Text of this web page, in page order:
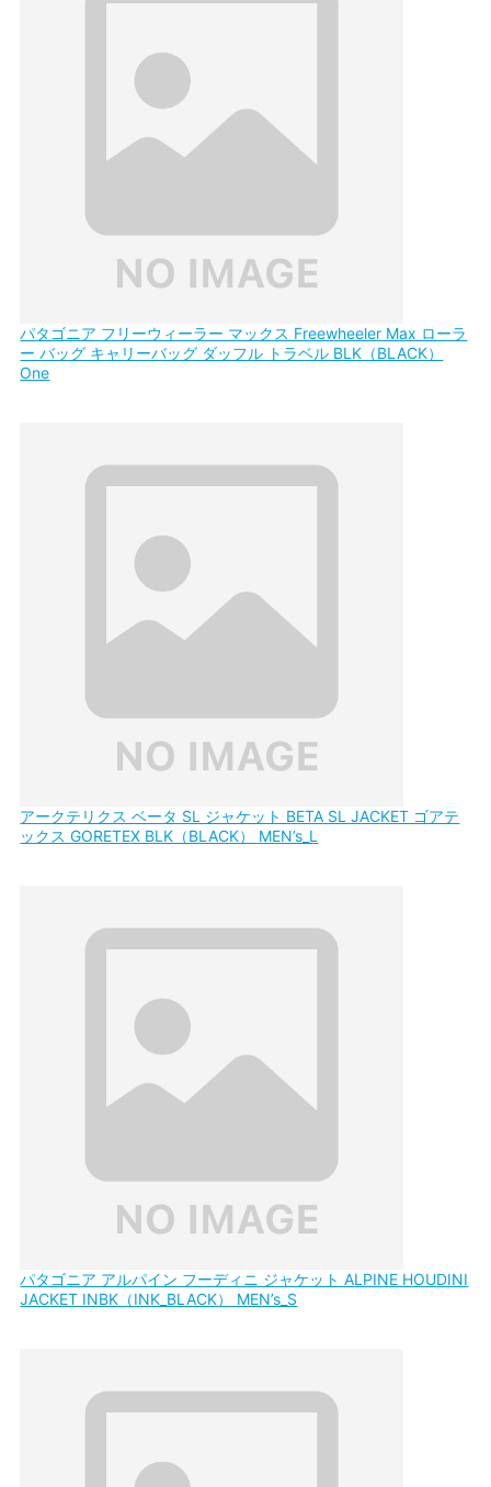
パタゴニア フリーウィーラー マックス Freewheeler Max ローラ
ー バッグ キャリーバッグ ダッフル トラベル BLK（BLACK）
One
アークテリクス ベータ SL ジャケット BETA SL JACKET ゴアテ
ックス GORETEX BLK（BLACK） MEN’s_L
パタゴニア アルパイン フーディニ ジャケット ALPINE HOUDINI
JACKET INBK（INK_BLACK） MEN’s_S